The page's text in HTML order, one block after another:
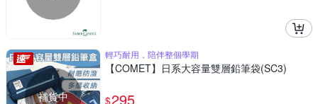
補貨中
輕巧耐用，陪伴整個學期
【COMET】日系大容量雙層鉛筆袋(SC3)
$295